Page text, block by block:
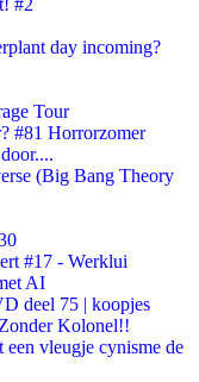
#2
day incoming?
Tour
#81 Horrorzomer
(Big Bang Theory
#17 - Werklui
AI
deel 75 | koopjes
Kolonel!!
een vleugje cynisme de